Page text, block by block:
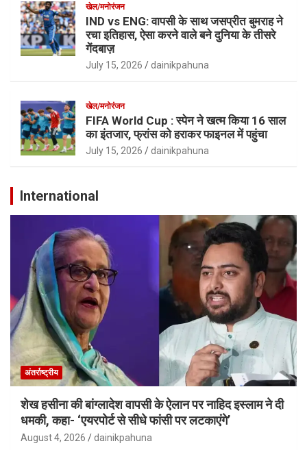
खेल/मनोरंजन
IND vs ENG: वापसी के साथ जसप्रीत बुमराह ने
रचा इतिहास, ऐसा करने वाले बने दुनिया के तीसरे
गेंदबाज़
July 15, 2026 dainikpahuna
खेल/मनोरंजन
FIFA World Cup : स्पेन ने खत्म किया 16 साल
का इंतजार, फ्रांस को हराकर फाइनल में पहुंचा
July 15, 2026 dainikpahuna
International
अंतर्राष्ट्रीय
शेख हसीना की बांग्लादेश वापसी के ऐलान पर नाहिद इस्लाम ने दी
धमकी, कहा- ‘एयरपोर्ट से सीधे फांसी पर लटकाएंगे’
August 4, 2026 dainikpahuna